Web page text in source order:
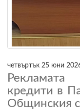
четвъртък 25 юни
кредити в
Общинския